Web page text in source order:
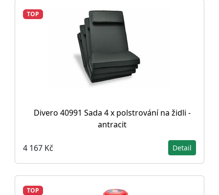
TOP
Divero 40991 Sada 4 x polstrování na židli -
antracit
4 167 Kč Detail
TOP